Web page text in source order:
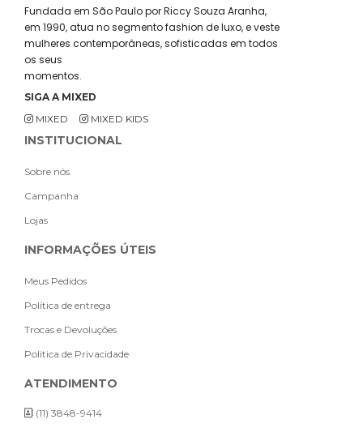
Fundada em São Paulo por Riccy Souza Aranha,
em 1990, atua no segmento fashion de luxo, e veste
mulheres contemporâneas, sofisticadas em todos
os seus
momentos.
SIGA A MIXED
MIXED
MIXED KIDS
INSTITUCIONAL
Sobre nós
Campanha
Lojas
INFORMAÇÕES ÚTEIS
Meus Pedidos
Política de entrega
Trocas e Devoluções
Politica de Privacidade
ATENDIMENTO
(11) 3848-9414